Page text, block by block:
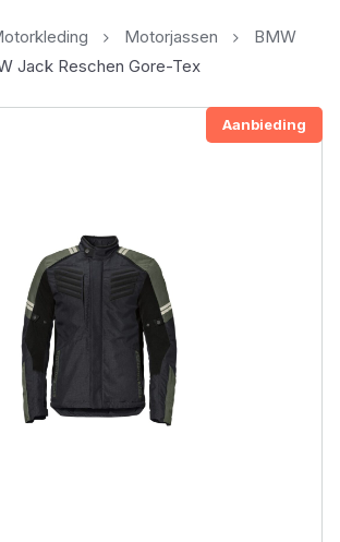
Motorjassen
BMW
Jack Reschen Gore-Tex
Aanbieding